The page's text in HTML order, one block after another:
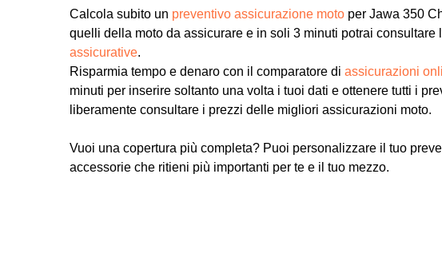
Calcola subito un preventivo assicurazione moto per Jawa 350
quelli della moto da assicurare e in soli 3 minuti potrai consultare
assicurative.
Risparmia tempo e denaro con il comparatore di assicurazioni
minuti per inserire soltanto una volta i tuoi dati e ottenere tutti i
liberamente consultare i prezzi delle migliori assicurazioni moto.
Vuoi una copertura più completa? Puoi personalizzare il tuo
accessorie che ritieni più importanti per te e il tuo mezzo.